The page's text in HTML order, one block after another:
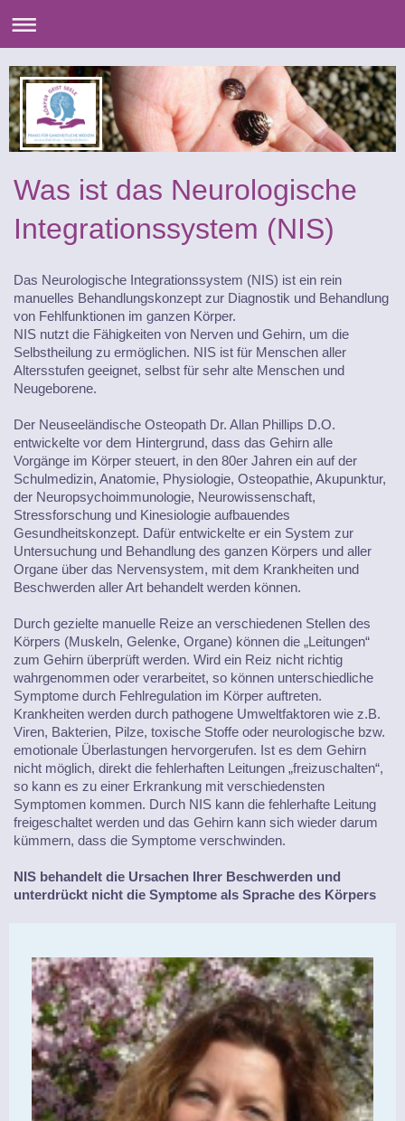
Was ist das Neurologische
Integrationssystem (NIS)
Das Neurologische Integrationssystem (NIS) ist ein rein
manuelles Behandlungskonzept zur Diagnostik und Behandlung
von Fehlfunktionen im ganzen Körper.
NIS nutzt die Fähigkeiten von Nerven und Gehirn, um die
Selbstheilung zu ermöglichen. NIS ist für Menschen aller
Altersstufen geeignet, selbst für sehr alte Menschen und
Neugeborene.
Der Neuseeländische Osteopath Dr. Allan Phillips D.O.
entwickelte vor dem Hintergrund, dass das Gehirn alle
Vorgänge im Körper steuert, in den 80er Jahren ein auf der
Schulmedizin, Anatomie, Physiologie, Osteopathie, Akupunktur,
der Neuropsychoimmunologie, Neurowissenschaft,
Stressforschung und Kinesiologie aufbauendes
Gesundheitskonzept. Dafür entwickelte er ein System zur
Untersuchung und Behandlung des ganzen Körpers und aller
Organe über das Nervensystem, mit dem Krankheiten und
Beschwerden aller Art behandelt werden können.
Durch gezielte manuelle Reize an verschiedenen Stellen des
Körpers (Muskeln, Gelenke, Organe) können die „Leitungen“
zum Gehirn überprüft werden. Wird ein Reiz nicht richtig
wahrgenommen oder verarbeitet, so können unterschiedliche
Symptome durch Fehlregulation im Körper auftreten.
Krankheiten werden durch pathogene Umweltfaktoren wie z.B.
Viren, Bakterien, Pilze, toxische Stoffe oder neurologische bzw.
emotionale Überlastungen hervorgerufen. Ist es dem Gehirn
nicht möglich, direkt die fehlerhaften Leitungen „freizuschalten“,
so kann es zu einer Erkrankung mit verschiedensten
Symptomen kommen. Durch NIS kann die fehlerhafte Leitung
freigeschaltet werden und das Gehirn kann sich wieder darum
kümmern, dass die Symptome verschwinden.
NIS behandelt die Ursachen Ihrer Beschwerden und
unterdrückt nicht die Symptome als Sprache des Körpers